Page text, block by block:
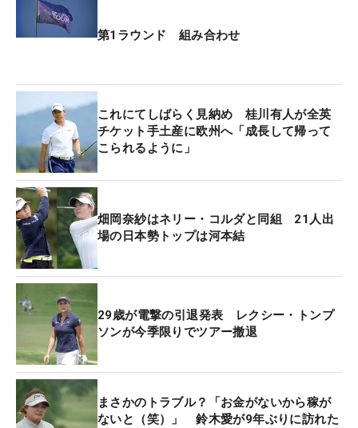
合となる。イェスパー・スベンソン（スウェーデ
ン）、マクシミリアン・キーファー（ドイツ）とテ
初日を迎える。今年の2月に欧州初Vを挙げた星野陸
也は出場しない。
1983年に青木功が優勝した歴史ある大会。青木に続
く日本人覇者が誕生するのか期待が高まる。
第1ラウンド 組み合わせ
これにてしばらく見納め 桂川有人が全英
チケット手土産に欧州へ「成長して帰って
こられるように」
畑岡奈紗はネリー・コルダと同組 21人出
場の日本勢トップは河本結
29歳が電撃の引退発表 レクシー・トンプ
ソンが今季限りでツアー撤退
まさかのトラブル？「お金がないから稼が
ないと（笑）」 鈴木愛が9年ぶりに訪れた